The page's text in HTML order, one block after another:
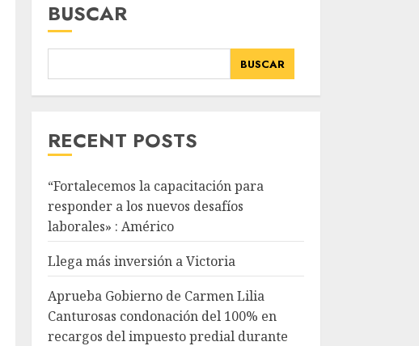
BUSCAR
BUSCAR
RECENT POSTS
“Fortalecemos la capacitación para
responder a los nuevos desafíos
laborales» : Américo
Llega más inversión a Victoria
Aprueba Gobierno de Carmen Lilia
Canturosas condonación del 100% en
recargos del impuesto predial durante